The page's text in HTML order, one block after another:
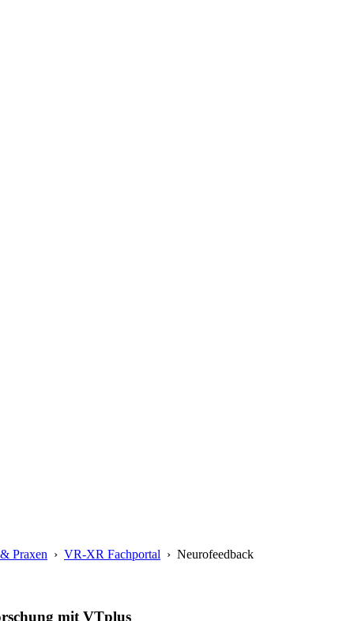
Praxen › VR-XR Fachportal › Neurofeedback
mit VTplus